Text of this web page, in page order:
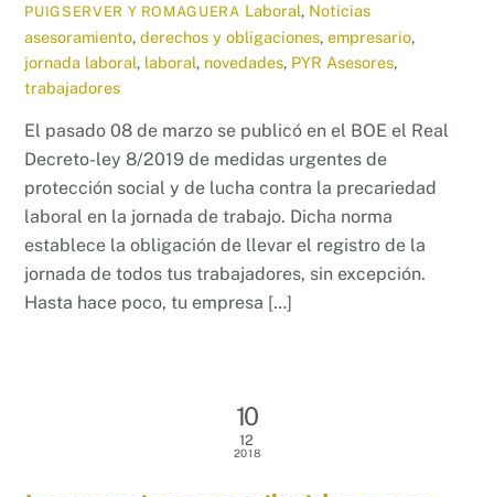
PUIGSERVER Y ROMAGUERA Laboral, Noticias
asesoramiento,derechos y obligaciones,empresario,
jornada laboral, laboral, novedades, PYR Asesores,
trabajadores
El pasado 08 de marzo se publicó en el BOE el Real
Decreto-ley 8/2019 de medidas urgentes de
protección social y de lucha contra la precariedad
laboral en la jornada de trabajo. Dicha norma
establece la obligación de llevar el registro de la
jornada de todos tus trabajadores, sin excepción.
Hasta hace poco, tu empresa […]
10
12
2018